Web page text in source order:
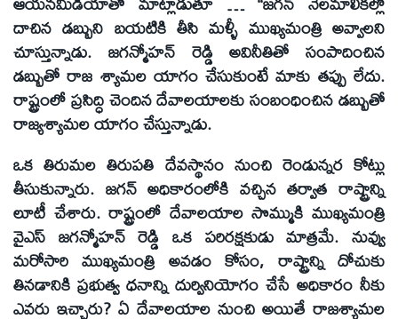
దాచిన డబ్బుని బయటికి తీసి మళ్ళీ ముఖ్యమంత్రి అవ్వాలని
చూస్తున్నాడు. జగన్మోహన్‌ రెడ్డి అవినీతితో సంపాదించిన
డబ్బుతో రాజ శ్యామల యాగం చేసుకుంటే మాకు తప్పు లేదు.
రాష్ట్రంలో ప్రసిద్ధి చెందిన దేవాలయాలకు సంబంధించిన డబ్బుతో
రాజ్యశ్యామల యాగం చేస్తున్నాడు.
ఒక తిరుమల తిరుపతి దేవస్థానం నుంచి రెండున్నర కోట్లు
తీసుకున్నారు. జగన్‌ అధికారంలోకి వచ్చిన తర్వాత రాష్ట్రాన్ని
లూటీ చేశారు. రాష్ట్రంలో దేవాలయాల సొమ్ముకి ముఖ్యమంత్రి
వైఎస్‌ జగన్మోహన్‌ రెడ్డి ఒక పరిరక్షకుడు మాత్రమే. నువ్వు
మరోసారి ముఖ్యమంత్రి అవడం కోసం, రాష్ట్రాన్ని దోచుకు
తినడానికి ప్రభుత్వ ధనాన్ని దుర్వినియోగం చేసే అధికారం నీకు
ఎవరు ఇచ్చారు? ఏ దేవాలయాల నుంచి అయితే రాజశ్యామల